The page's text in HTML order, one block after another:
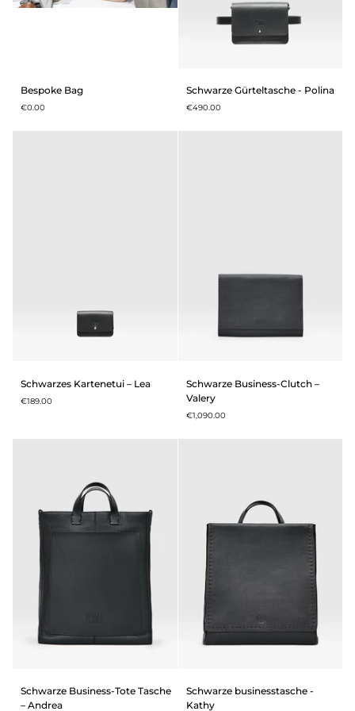
Bag
Bespoke Bag
€0.00
Gürteltasche
-
Schwarze Gürteltasche - Polina
€490.00
Kartenetui
–
Schwarzes Kartenetui – Lea
€189.00
Business-
Clutch
–
Schwarze Business-Clutch –
Valery
€1,090.00
Business-
Schwarze Business-Tote Tasche
– Andrea
businesstasche
Schwarze businesstasche -
Kathy